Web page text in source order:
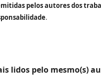
pelos autores dos
.
lidos pelo mesmo(s)